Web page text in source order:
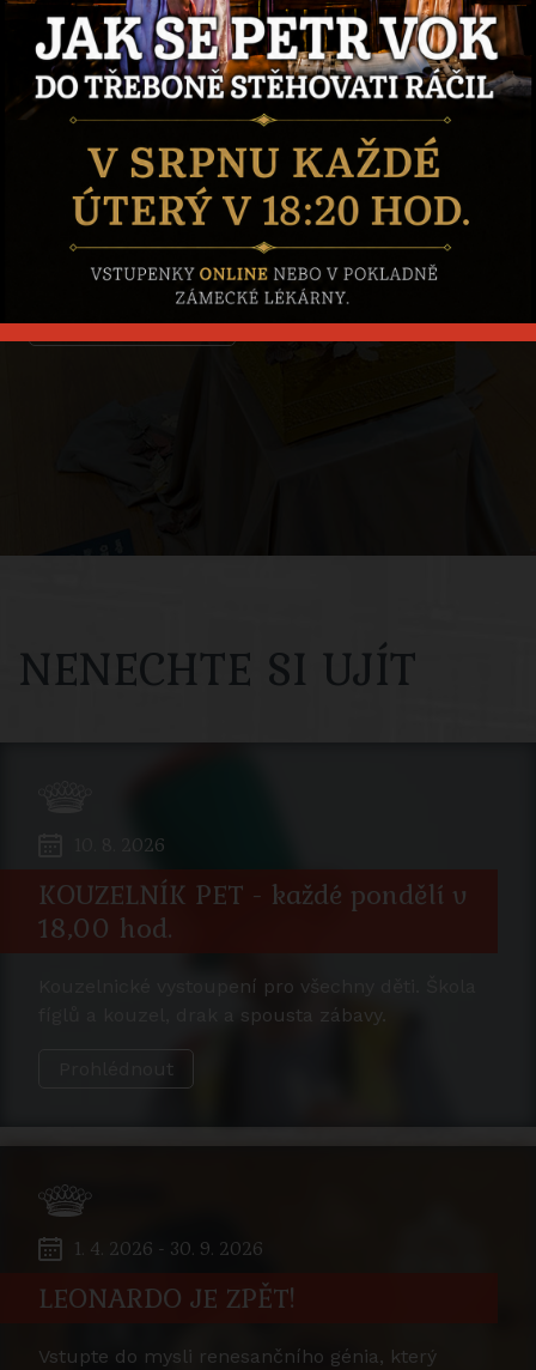
Výstava
Leonardo
Zlatem
protkáno
shop
Dnes je 6. 8. 2026
AKTUÁLNÍ OTEVÍRACÍ DOBA
NENECHTE SI UJÍT
KOUZELNÍK PET - každé pondělí v
18,00 hod.
10. 8. 2026
Kouzelnické vystoupení pro všechny děti. Škola
fíglů a kouzel, drak a spousta zábavy.
Prohlédnout
LEONARDO JE ZPĚT!
1. 4. 2026 - 30. 9. 2026
Vstupte do mysli renesančního génia, který